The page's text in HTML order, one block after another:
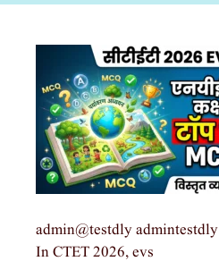
admin@testdly admintestdly
In CTET 2026, evs